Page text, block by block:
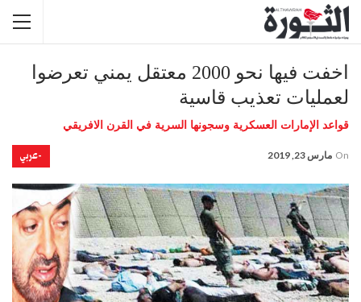
اخفت فيها نحو 2000 معتقل يمني تعرضوا
لعمليات تعذيب قاسية
قواعد الإمارات العسكرية وسجونها السرية في القرن الافريقي
-عربي On مارس 23, 2019